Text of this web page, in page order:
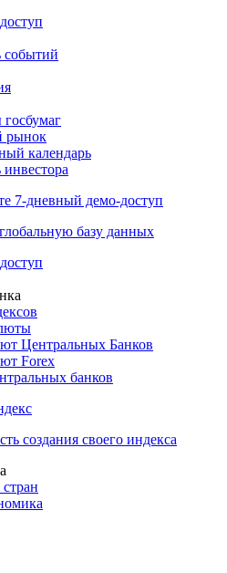
событий
рынок
календарь
7-дневный демо-доступ
базу данных
Центральных Банков
Forex
банков
создания своего индекса